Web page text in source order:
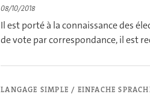
08/10/2018
Il est porté à la connaissance des
de vote par correspondance, il est
LANGAGE SIMPLE / EINFACHE